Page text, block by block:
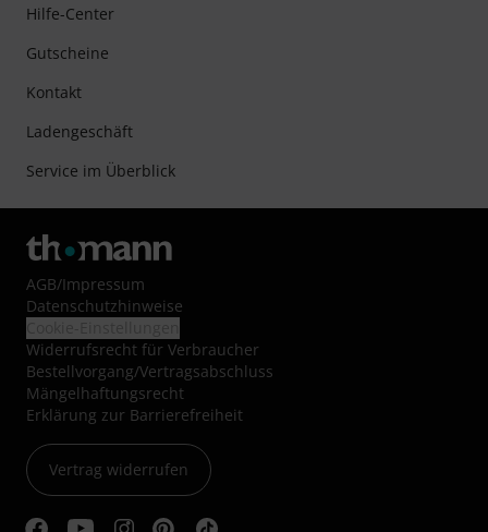
Hilfe-Center
Gutscheine
Kontakt
Ladengeschäft
Service im Überblick
AGB/Impressum
Datenschutzhinweise
Widerrufsrecht für Verbraucher
Bestellvorgang/Vertragsabschluss
Mängelhaftungsrecht
Erklärung zur Barrierefreiheit
Vertrag widerrufen